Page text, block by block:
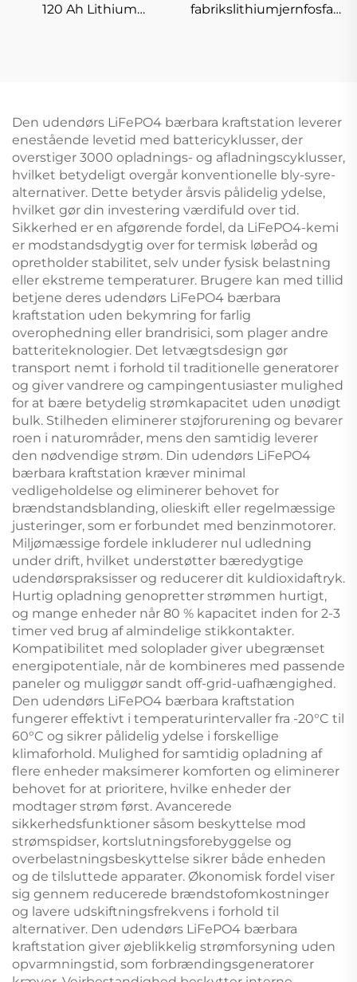
120 Ah Lithium
Den udendørs LiFePO4 bærbara kraftstation leverer
enestående levetid med battericyklusser, der
overstiger 3000 opladnings- og afladningscyklusser,
hvilket betydeligt overgår konventionelle bly-syre-
alternativer. Dette betyder årsvis pålidelig ydelse,
hvilket gør din investering værdifuld over tid.
Sikkerhed er en afgørende fordel, da LiFePO4-kemi
er modstandsdygtig over for termisk løberåd og
opretholder stabilitet, selv under fysisk belastning
eller ekstreme temperaturer. Brugere kan med tillid
betjene deres udendørs LiFePO4 bærbara
kraftstation uden bekymring for farlig
overophedning eller brandrisici, som plager andre
batteriteknologier. Det letvægtsdesign gør
transport nemt i forhold til traditionelle generatorer
og giver vandrere og campingentusiaster mulighed
for at bære betydelig strømkapacitet uden unødigt
bulk. Stilheden eliminerer støjforurening og bevarer
roen i naturområder, mens den samtidig leverer
den nødvendige strøm. Din udendørs LiFePO4
bærbara kraftstation kræver minimal
vedligeholdelse og eliminerer behovet for
brændstandsblanding, olieskift eller regelmæssige
justeringer, som er forbundet med benzinmotorer.
Miljømæssige fordele inkluderer nul udledning
under drift, hvilket understøtter bæredygtige
udendørspraksisser og reducerer dit kuldioxidaftryk.
Hurtig opladning genopretter strømmen hurtigt,
og mange enheder når 80 % kapacitet inden for 2-3
timer ved brug af almindelige stikkontakter.
Kompatibilitet med soloplader giver ubegrænset
energipotentiale, når de kombineres med passende
paneler og muliggør sandt off-grid-uafhængighed.
Den udendørs LiFePO4 bærbara kraftstation
fungerer effektivt i temperaturintervaller fra -20°C til
60°C og sikrer pålidelig ydelse i forskellige
klimaforhold. Mulighed for samtidig opladning af
flere enheder maksimerer komforten og eliminerer
behovet for at prioritere, hvilke enheder der
modtager strøm først. Avancerede
sikkerhedsfunktioner såsom beskyttelse mod
strømspidser, kortslutningsforebyggelse og
overbelastningsbeskyttelse sikrer både enheden
og de tilsluttede apparater. Økonomisk fordel viser
sig gennem reducerede brændstofomkostninger
og lavere udskiftningsfrekvens i forhold til
alternativer. Den udendørs LiFePO4 bærbara
kraftstation giver øjeblikkelig strømforsyning uden
opvarmningstid, som forbrændingsgeneratorer